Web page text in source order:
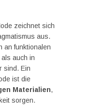
zeichnet sich
aus.
an funktionalen
auch in
sind. Ein
ist die
Materialien,
sorgen.